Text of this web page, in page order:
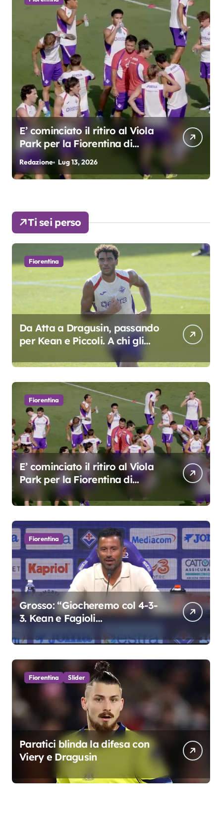
E’ cominciato il ritiro al Viola
Park per la Fiorentina di
Grosso
Redazione Lug 13, 2026
Ti sei perso
Fiorentina
Da Atta a Dragusin, passando
per Kean e Piccoli. A chi gli
oscar del precampionato?
Fiorentina
E’ cominciato il ritiro al Viola
Park per la Fiorentina di
Grosso
Fiorentina
Grosso: “Giocheremo col 4-3-
3. Kean e Fagioli
colpo”
Fiorentina Slider
Paratici blinda la difesa con
Viery e Dragusin